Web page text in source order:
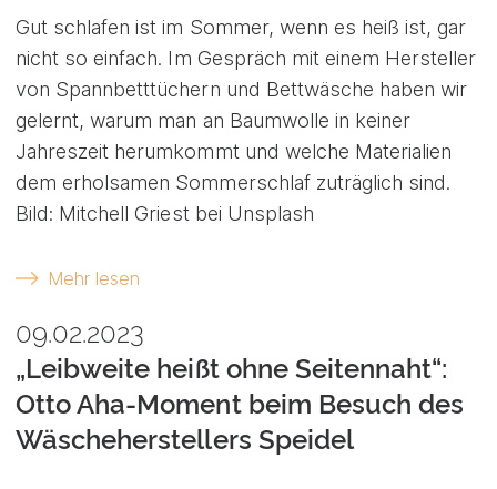
Gut schlafen ist im Sommer, wenn es heiß ist, gar
nicht so einfach. Im Gespräch mit einem Hersteller
von Spannbetttüchern und Bettwäsche haben wir
gelernt, warum man an Baumwolle in keiner
Jahreszeit herumkommt und welche Materialien
dem erholsamen Sommerschlaf zuträglich sind.
Bild: Mitchell Griest bei Unsplash
Mehr lesen
09.02.2023
„Leibweite heißt ohne Seitennaht“:
Otto Aha-Moment beim Besuch des
Wäscheherstellers Speidel